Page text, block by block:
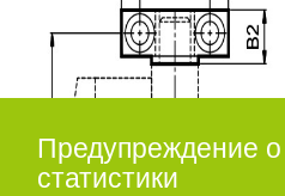
Предупреждение
статистики